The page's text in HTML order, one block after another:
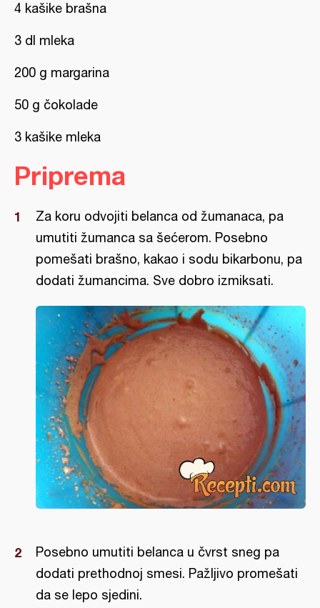
4 kašike brašna
3 dl mleka
200 g margarina
50 g čokolade
3 kašike mleka
Priprema
Za koru odvojiti belanca od žumanaca, pa
umutiti žumanca sa šećerom. Posebno
pomešati brašno, kakao i sodu bikarbonu, pa
dodati žumancima. Sve dobro izmiksati.
Posebno umutiti belanca u čvrst sneg pa
dodati prethodnoj smesi. Pažljivo promešati
da se lepo sjedini.